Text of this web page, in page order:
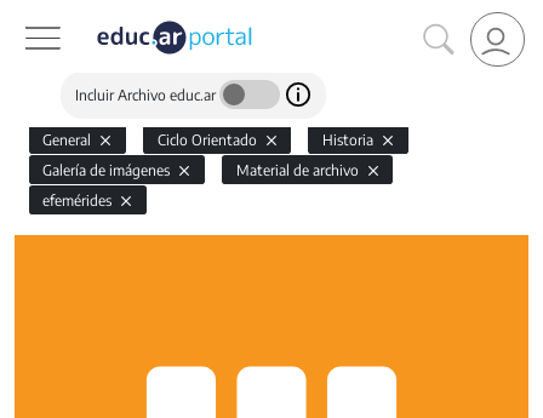
Incluir Archivo educ.ar
General Ciclo Orientado
Historia
Galería de imágenes
Material de archivo
efemérides